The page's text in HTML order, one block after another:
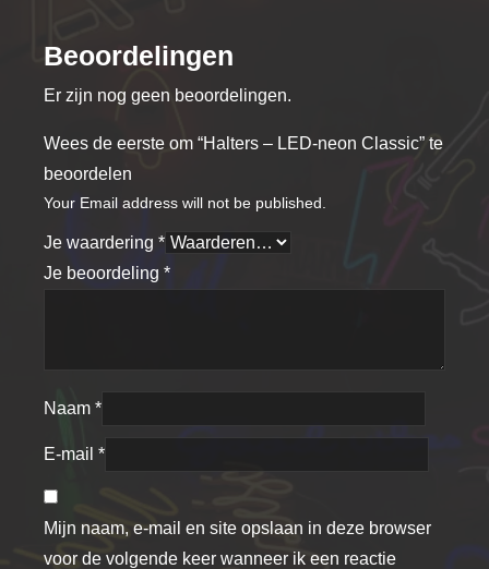
Beoordelingen
Er zijn nog geen beoordelingen.
Wees de eerste om “Halters – LED-neon Classic” te
beoordelen
Your Email address will not be published.
Je waardering *
Je beoordeling *
Naam *
E-mail *
Mijn naam, e-mail en site opslaan in deze browser
voor de volgende keer wanneer ik een reactie